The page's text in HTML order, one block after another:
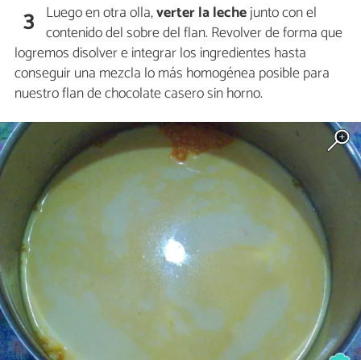
3 Luego en otra olla,verter la lechejunto con el
contenido del sobre del flan. Revolver de forma que
logremos disolver e integrar los ingredientes hasta
conseguir una mezcla lo más homogénea posible para
nuestro flan de chocolate casero sin horno.